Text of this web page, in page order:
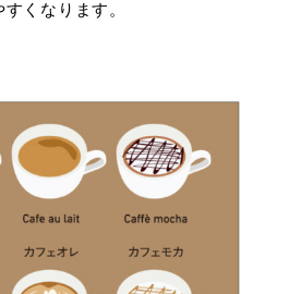
くなります。